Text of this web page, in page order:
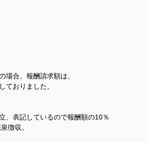
場合、報酬請求額は、
ておりました。
、表記しているので報酬額の10％
徴収。